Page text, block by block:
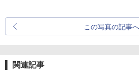
この写真の記事へ
関連記事